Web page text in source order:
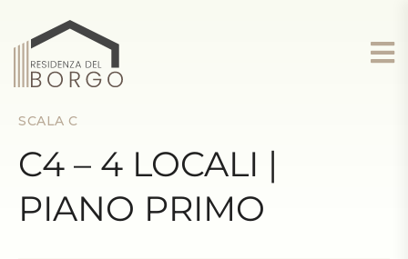
SCALA C
C4 – 4 LOCALI |
PIANO PRIMO